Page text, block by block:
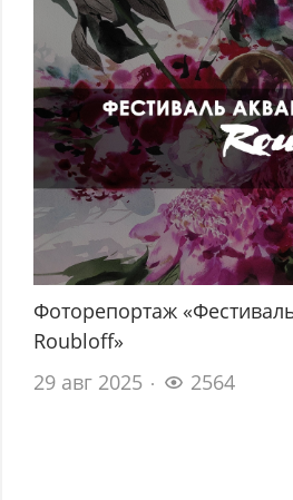
Фоторепортаж
Roubloff»
29 авг 2025
2564